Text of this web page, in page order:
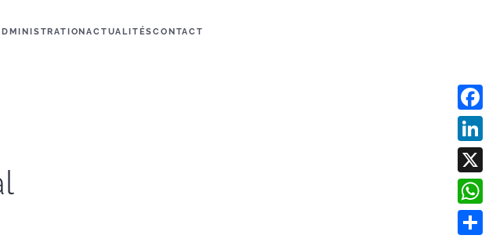
ACTUALITÉSCONTACT
X